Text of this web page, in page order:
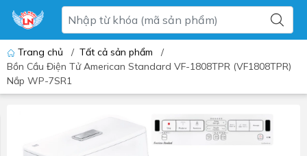
Trang chủ / Tất cả sản phẩm
/
Bồn Cầu Điện Tử American Standard VF-1808TPR (VF1808TPR)
Nắp WP-7SR1